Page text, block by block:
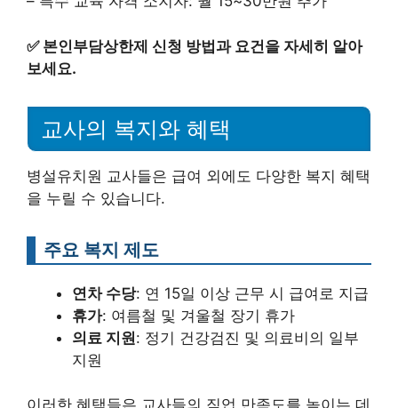
✅ 본인부담상한제 신청 방법과 요건을 자세히 알아
보세요.
교사의 복지와 혜택
병설유치원 교사들은 급여 외에도 다양한 복지 혜택
을 누릴 수 있습니다.
주요 복지 제도
연차 수당: 연 15일 이상 근무 시 급여로 지급
휴가: 여름철 및 겨울철 장기 휴가
의료 지원: 정기 건강검진 및 의료비의 일부
지원
이러한 혜택들은 교사들의 직업 만족도를 높이는 데